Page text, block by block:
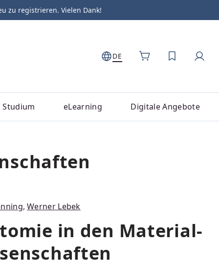
zu registrieren. Vielen Dank!
DE DU HAST 0
Studium eLearning Digitale Angebote
, Werner Lebek
in den Material-